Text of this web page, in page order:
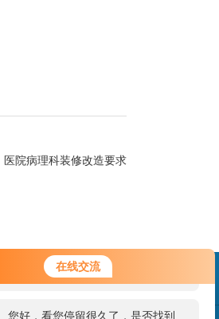
在线交流
您好！欢迎前来咨询，很高兴为您
服务，请问您要咨询什么问题呢？
您好，看您停留很久了，是否找到
医院病理科装修改造要求
联系我们